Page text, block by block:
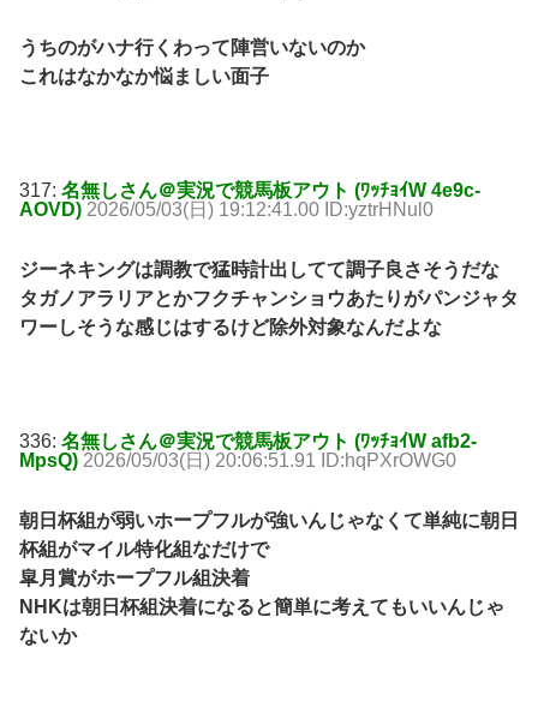
うちのがハナ行くわって陣営いないのか
これはなかなか悩ましい面子
317: 名無しさん＠実況で競馬板アウト (ﾜｯﾁｮｲW 4e9c-
AOVD) 2026/05/03(日) 19:12:41.00 ID:yztrHNul0
ジーネキングは調教で猛時計出してて調子良さそうだな
タガノアラリアとかフクチャンショウあたりがパンジャタ
ワーしそうな感じはするけど除外対象なんだよな
336: 名無しさん＠実況で競馬板アウト (ﾜｯﾁｮｲW afb2-
MpsQ) 2026/05/03(日) 20:06:51.91 ID:hqPXrOWG0
朝日杯組が弱いホープフルが強いんじゃなくて単純に朝日
杯組がマイル特化組なだけで
皐月賞がホープフル組決着
NHKは朝日杯組決着になると簡単に考えてもいいんじゃ
ないか